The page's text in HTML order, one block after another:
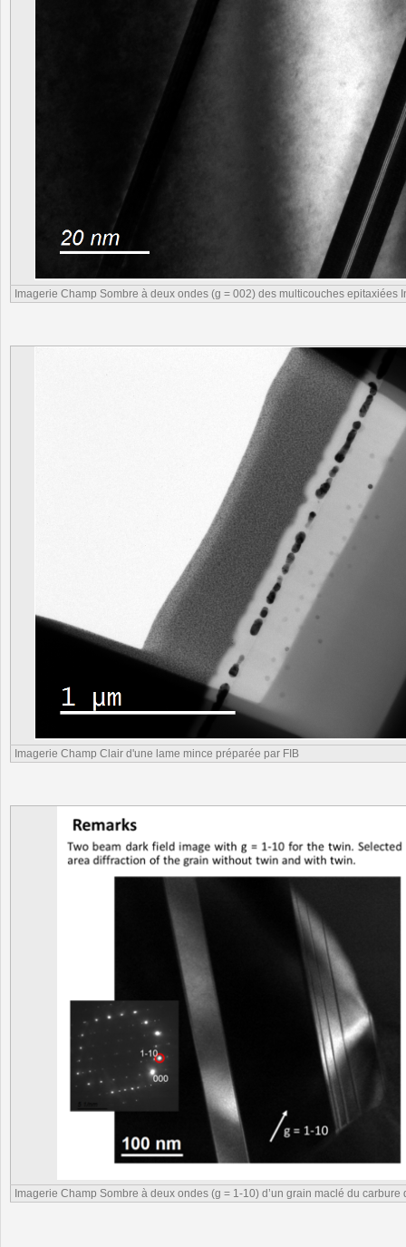
Imagerie Champ Sombre à deux ondes (g = 002) des multicouches epitaxiées
Imagerie Champ Clair d'une lame mince préparée par FIB
Imagerie Champ Sombre à deux ondes (g = 1-10) d’un grain maclé du carbure